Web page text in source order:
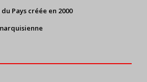
Pays créée en 2000